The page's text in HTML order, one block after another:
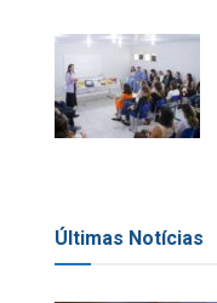
Últimas Notícias